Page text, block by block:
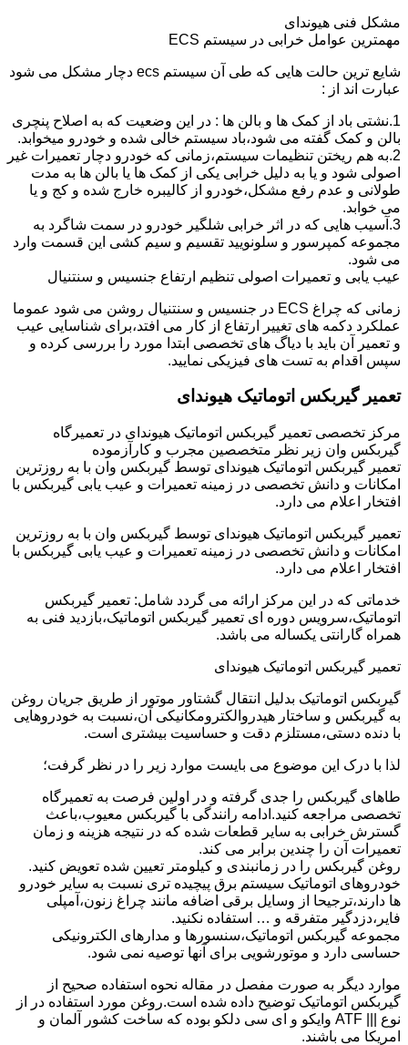
مشکل فنی هیوندای
مهمترین عوامل خرابی در سیستم ECS
شایع ترین حالت هایی که طی آن سیستم ecs دچار مشکل می شود
عبارت اند از :
1.نشتی باد از کمک ها و بالن ها : در این وضعیت که به اصلاح پنچری
بالن و کمک گفته می شود،باد سیستم خالی شده و خودرو میخوابد.
2.به هم ریختن تنظیمات سیستم،زمانی که خودرو دچار تعمیرات غیر
اصولی شود و یا به دلیل خرابی یکی از کمک ها یا بالن ها به مدت
طولانی و عدم رفع مشکل،خودرو از کالیبره خارج شده و کج و یا
می خوابد.
3.آسیب هایی که در اثر خرابی شلگیر خودرو در سمت شاگرد به
مجموعه کمپرسور و سلونویید تقسیم و سیم کشی این قسمت وارد
می شود.
عیب یابی و تعمیرات اصولی تنظیم ارتفاع جنسیس و سنتنیال
زمانی که چراغ ECS در جنسیس و سنتنیال روشن می شود عموما
عملکرد دکمه های تغییر ارتفاع از کار می افتد،برای شناسایی عیب
و تعمیر آن باید با دیاگ های تخصصی ابتدا مورد را بررسی کرده و
سپس اقدام به تست های فیزیکی نمایید.
تعمیر گیربکس اتوماتیک هیوندای
مرکز تخصصی تعمیر گیربکس اتوماتیک هیوندای در تعمیرگاه
گیربکس وان زیر نظر متخصصین مجرب و کارآزموده
تعمیر گیربکس اتوماتیک هیوندای توسط گیربکس وان با به روزترین
امکانات و دانش تخصصی در زمینه تعمیرات و عیب یابی گیربکس با
افتخار اعلام می دارد.
تعمیر گیربکس اتوماتیک هیوندای توسط گیربکس وان با به روزترین
امکانات و دانش تخصصی در زمینه تعمیرات و عیب یابی گیربکس با
افتخار اعلام می دارد.
خدماتی که در این مرکز ارائه می گردد شامل: تعمیر گیربکس
اتوماتیک،سرویس دوره ای تعمیر گیربکس اتوماتیک،بازدید فنی به
همراه گارانتی یکساله می باشد.
تعمیر گیربکس اتوماتیک هیوندای
گیربکس اتوماتیک بدلیل انتقال گشتاور موتور از طریق جریان روغن
به گیربکس و ساختار هیدروالکترومکانیکی آن،نسبت به خودروهایی
با دنده دستی،مستلزم دقت و حساسیت بیشتری است.
لذا با درک این موضوع می بایست موارد زیر را در نظر گرفت؛
طاهای گیربکس را جدی گرفته و در اولین فرصت به تعمیرگاه
تخصصی مراجعه کنید.ادامه رانندگی با گیربکس معیوب،باعث
گسترش خرابی به سایر قطعات شده که در نتیجه هزینه و زمان
تعمیرات آن را چندین برابر می کند.
روغن گیربکس را در زمانبندی و کیلومتر تعیین شده تعویض کنید.
خودروهای اتوماتیک سیستم برق پیچیده تری نسبت به سایر خودرو
ها دارند،ترجیحا از وسایل برقی اضافه مانند چراغ زنون،آمپلی
فایر،دزدگیر متفرقه و … استفاده نکنید.
مجموعه گیربکس اتوماتیک،سنسورها و مدارهای الکترونیکی
حساسی دارد و موتورشویی برای آنها توصیه نمی شود.
موارد دیگر به صورت مفصل در مقاله نحوه استفاده صحیح از
گیربکس اتوماتیک توضیح داده شده است.روغن مورد استفاده در از
نوع ||| ATF وایکو و ای سی دلکو بوده که ساخت کشور آلمان و
امریکا می باشند.